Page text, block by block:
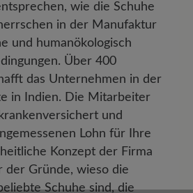
wie die Schuhe
in der Manufaktur
und humanökologisch
Über 400
das Unternehmen in der
in Indien. Die Mitarbeiter
und
Lohn für Ihre
Konzept der Firma
der Gründe, wieso die
Schuhe sind, die